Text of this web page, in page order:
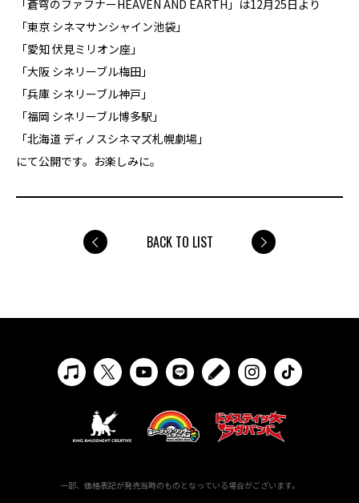
「蒼穹のファフナーHEAVEN AND EARTH」は12月25日より
「東京 シネマサンシャイン池袋」
「愛知 伏見ミリオン座」
「大阪 シネリーブル梅田」
「兵庫 シネリーブル神戸」
「福岡 シネリーブル博多駅」
「北海道 ディノスシネマズ札幌劇場」
にて公開です。お楽しみに。
BACK TO LIST
一部、価格表記が発売当時のものとなっている場合がございます。